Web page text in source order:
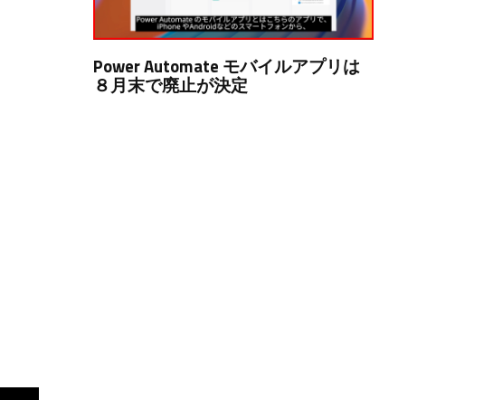
Power Automate モバイルアプリは
８月末で廃止が決定